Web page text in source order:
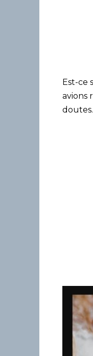
Est-ce
avions
doutes.